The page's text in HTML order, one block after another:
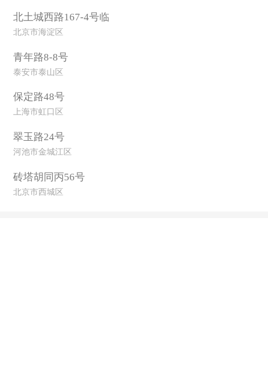
北土城西路167-4号临
北京市海淀区
青年路8-8号
泰安市泰山区
保定路48号
上海市虹口区
翠玉路24号
河池市金城江区
砖塔胡同丙56号
北京市西城区